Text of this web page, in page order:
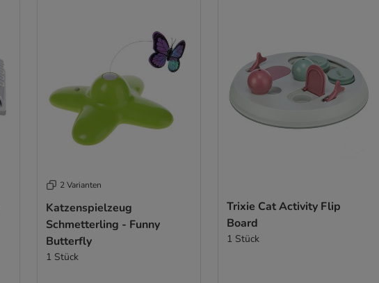
2 Varianten
Katzenspielzeug
Schmetterling - Funny
Butterfly
1 Stück
Trixie Cat Activity Flip
Board
1 Stück